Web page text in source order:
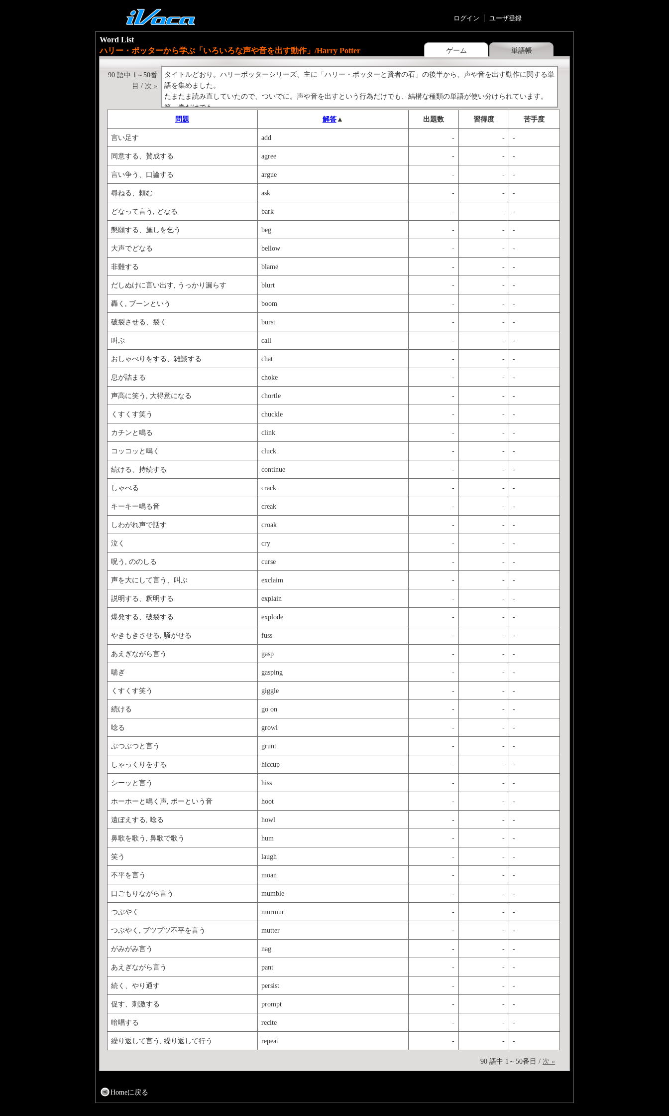
ログイン ユーザ登録
ゲーム 単語帳
Word List
ハリー・ポッターから学ぶ「いろいろな声や音を出す動作」/Harry Potter
タイトルどおり。ハリーポッターシリーズ、主に「ハリー・ポッターと賢者の石」の後半から、声や音を出す動作に関する単
語を集めました。
たまたま読み直していたので、ついでに。声や音を出すという行為だけでも、結構な種類の単語が使い分けられています。
第一巻だけでも。
正確に理解するには、これらの単語のニュアンスの違いまでわかっていないといけないわけですね。「賢者の石」だと、小学
校の高学年くらいから読めるはずです。
ということは、ネイティブの小学生は単語のニュアンスの違いをちゃんと把握しているのかしら??persist や go on なんて単語
話を続けたとか意味で、声を出すシーンで使われます。【ハリーポッター関連】
●<a href="
http://www.iknow.co.jp/list/2681"
●<a href="http://www.iknow.co.jp/list/2420";>ハリー・ポッターに出てくる生物</a>
http://www.iknow.co.jp/list/2880"
;>ハリー・ポッターから学ぶ「いろいろな声を出す動作」</a>
●<a href="
を読むためにはどの程度の語彙力が必要かを分析しました。
http://www.iknow.co.jp/user/towar/journal/2008/7/26/66722
90 語中 1～50番
目 / 次 »
問題 解答▲ 出題数 習得度 苦手度
言い足す add - - -
同意する、賛成する agree - - -
言い争う、口論する argue - - -
尋ねる、頼む ask - - -
どなって言う, どなる bark - - -
懇願する、施しを乞う beg - - -
大声でどなる bellow - - -
非難する blame - - -
だしぬけに言い出す, うっかり漏らす blurt - - -
轟く, ブーンという boom - - -
破裂させる、裂く burst - - -
叫ぶ call - - -
おしゃべりをする、雑談する chat - - -
息が詰まる choke - - -
声高に笑う, 大得意になる chortle - - -
くすくす笑う chuckle - - -
カチンと鳴る clink - - -
コッコッと鳴く cluck - - -
続ける、持続する continue - - -
しゃべる crack - - -
キーキー鳴る音 creak - - -
しわがれ声で話す croak - - -
泣く cry - - -
呪う, ののしる curse - - -
声を大にして言う、叫ぶ exclaim - - -
説明する、釈明する explain - - -
爆発する、破裂する explode - - -
やきもきさせる, 騒がせる fuss - - -
あえぎながら言う gasp - - -
喘ぎ gasping - - -
くすくす笑う giggle - - -
続ける go on - - -
唸る growl - - -
ぶつぶつと言う grunt - - -
しゃっくりをする hiccup - - -
シーッと言う hiss - - -
ホーホーと鳴く声, ポーという音 hoot - - -
遠ぼえする, 唸る howl - - -
鼻歌を歌う, 鼻歌で歌う hum - - -
笑う laugh - - -
不平を言う moan - - -
口ごもりながら言う mumble - - -
つぶやく murmur - - -
つぶやく, ブツブツ不平を言う mutter - - -
がみがみ言う nag - - -
あえぎながら言う pant - - -
続く、やり通す persist - - -
促す、刺激する prompt - - -
暗唱する recite - - -
繰り返して言う, 繰り返して行う repeat - - -
90 語中 1～50番目 / 次 »
Homeに戻る